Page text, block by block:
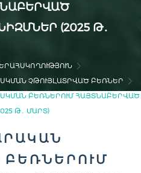
(2025 Թ․
ՉԹՈՒՅԼԱՏՐՎԱԾ ԲԵՌՆԵՐ
ԲԵՌՆԵՐՈՒՄ ՀԱՅՏՆԱԲԵՐՎԱԾ
Թ․ ՄԱՐՏ)